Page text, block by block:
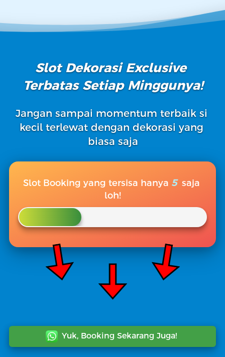
Slot Dekorasi Exclusive
Terbatas Setiap Minggunya!
Jangan sampai momentum terbaik si
kecil terlewat dengan dekorasi yang
biasa saja
Slot Booking yang tersisa hanya 5
saja
loh!
` Yuk, Booking Sekarang Juga!